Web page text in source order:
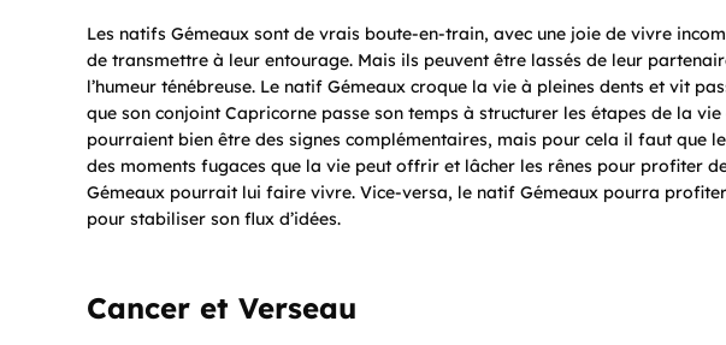
Les natifs Gémeaux sont de vrais boute-en-train, avec une joie de vivre
de transmettre à leur entourage. Mais ils peuvent être lassés de leur
l’humeur ténébreuse. Le natif Gémeaux croque la vie à pleines dents et vit
que son conjoint Capricorne passe son temps à structurer les étapes de la
pourraient bien être des signes complémentaires, mais pour cela il faut que
des moments fugaces que la vie peut offrir et lâcher les rênes pour profiter
Gémeaux pourrait lui faire vivre. Vice-versa, le natif Gémeaux pourra
pour stabiliser son flux d’idées.
Cancer et Verseau